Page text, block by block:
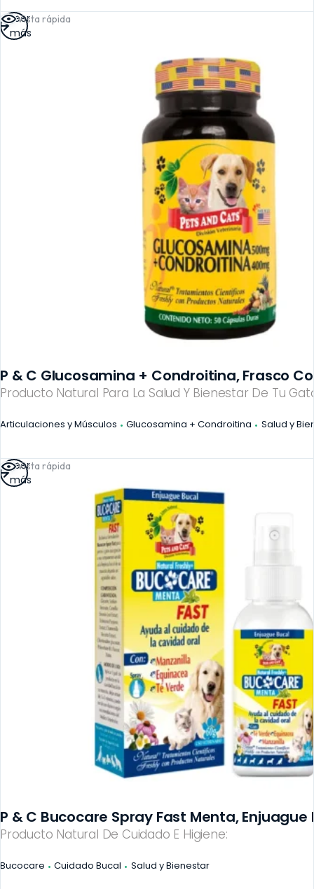
Vista rápida
Producto Natural Para La Salud Y Bienestar De Tu
P & C Glucosamina + Condroitina, Frasco
Articulaciones y Músculos Glucosamina + Condroitina Salud y
Leer
más
Vista rápida
Producto Natural De Cuidado E Higiene:
P & C Bucocare Spray Fast Menta, Enjuague
Bucocare Cuidado Bucal Salud y Bienestar
Leer
más